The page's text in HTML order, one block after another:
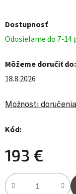
Dostupnosť
Odosielame do 7-14
Môžeme doručiť do:
18.8.2026
Možnosti doručenia
Kód:
193 €
Jednotková cena: